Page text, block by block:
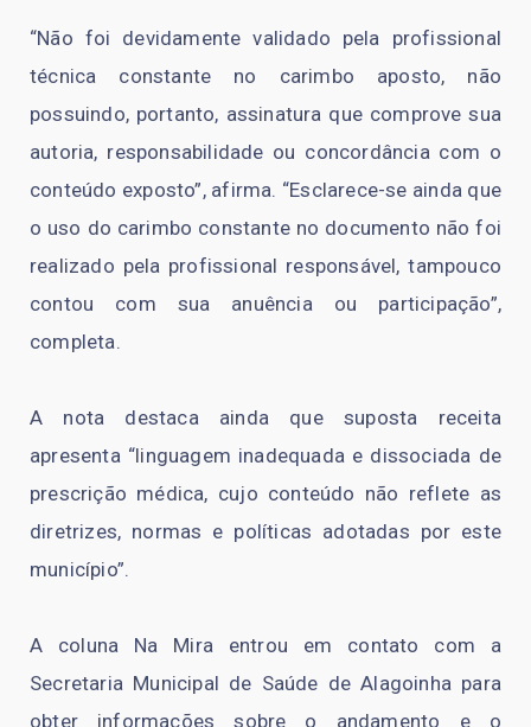
“Não foi devidamente validado pela profissional
técnica constante no carimbo aposto, não
possuindo, portanto, assinatura que comprove sua
autoria, responsabilidade ou concordância com o
conteúdo exposto”, afirma. “Esclarece-se ainda que
o uso do carimbo constante no documento não foi
realizado pela profissional responsável, tampouco
contou com sua anuência ou participação”,
completa.
A nota destaca ainda que suposta receita
apresenta “linguagem inadequada e dissociada de
prescrição médica, cujo conteúdo não reflete as
diretrizes, normas e políticas adotadas por este
município”.
A coluna Na Mira entrou em contato com a
Secretaria Municipal de Saúde de Alagoinha para
obter informações sobre o andamento e o